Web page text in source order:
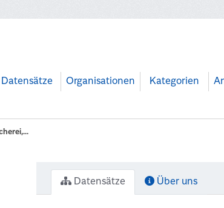
Datensätze Organisationen Kategorien
Datensätze Über uns